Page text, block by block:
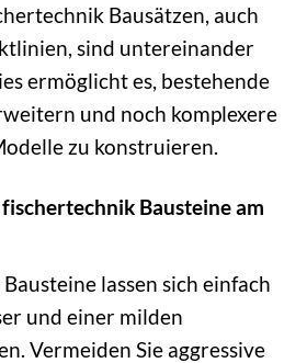
Bausätzen, auch
sind untereinander
ermöglicht es, bestehende
und noch komplexere
zu konstruieren.
Bausteine am
lassen sich einfach
und einer milden
Vermeiden Sie aggressive